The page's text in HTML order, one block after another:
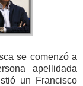
se comenzó a
apellidada
un Francisco